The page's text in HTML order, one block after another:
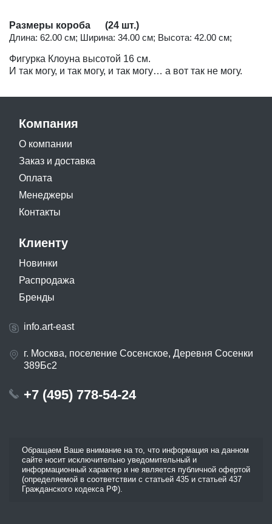
Размеры короба (24 шт.)
Длина: 62.00 см; Ширина: 34.00 см; Высота: 42.00 см;
Фигурка Клоуна высотой 16 см.
И так могу, и так могу, и так могу… а вот так не могу.
Компания
О компании
Заказ и доставка
Оплата
Менеджеры
Контакты
Клиенту
Новинки
Распродажа
Бренды
info.art-east
г. Москва, поселение Сосенское, Деревня Сосенки
389Бс2
+7 (495) 778-54-24
Обращаем Ваше внимание на то, что информация на данном
сайте носит исключительно уведомительный и
информационный характер и не является публичной офертой
(определяемой в соответствии с статьей 435 и статьей 437
Гражданского кодекса РФ).